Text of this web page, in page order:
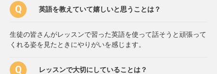
英語を教えていて嬉しいと思うことは？
生徒の皆さんがレッスンで習った英語を使って話そうと頑張って
くれる姿を見たときにやりがいを感じます。
レッスンで大切にしていることは？